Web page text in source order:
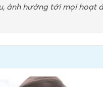
ảnh hưởng tới mọi hoạt